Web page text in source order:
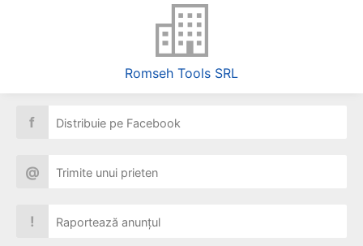
Romseh Tools SRL
f Distribuie pe Facebook
@ Trimite unui prieten
! Raportează anunțul